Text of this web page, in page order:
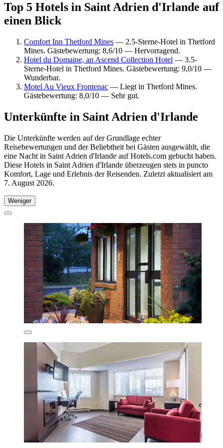
Top 5 Hotels in Saint Adrien d'Irlande auf
einen Blick
Comfort Inn Thetford Mines — 2.5-Sterne-Hotel in Thetford
Mines. Gästebewertung: 8,6/10 — Hervorragend.
Hotel du Domaine, an Ascend Collection Hotel — 3.5-
Sterne-Hotel in Thetford Mines. Gästebewertung: 9,0/10 —
Wunderbar.
Motel Au Vieux Frontenac — Liegt in Thetford Mines.
Gästebewertung: 8,0/10 — Sehr gut.
Unterkünfte in Saint Adrien d'Irlande
Die Unterkünfte werden auf der Grundlage echter
Reisebewertungen und der Beliebtheit bei Gästen ausgewählt, die
eine Nacht in Saint Adrien d'Irlande auf Hotels.com gebucht haben.
Diese Hotels in Saint Adrien d'Irlande überzeugen stets in puncto
Komfort, Lage und Erlebnis der Reisenden. Zuletzt aktualisiert am
7. August 2026.
Weniger